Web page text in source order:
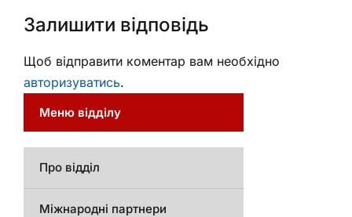
Залишити відповідь
Щоб відправити коментар вам необхідно
авторизуватись.
Меню відділу
Про відділ
Міжнародні партнери